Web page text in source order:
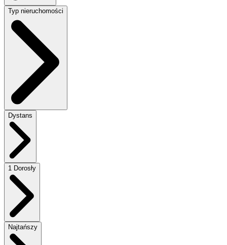
Typ nieruchomości
Dystans
1 Dorosły
Najtańszy